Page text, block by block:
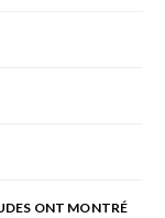
ONT MONTRÉ